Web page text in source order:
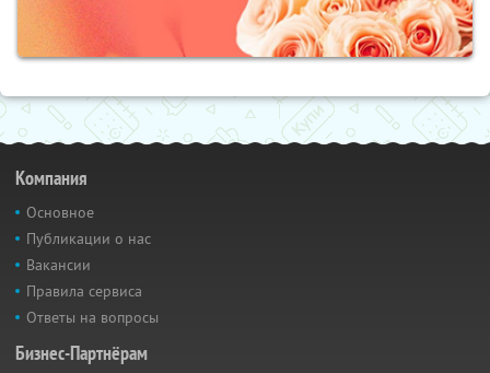
Компания
Основное
Публикации о нас
Вакансии
Правила сервиса
Ответы на вопросы
Бизнес-Партнёрам